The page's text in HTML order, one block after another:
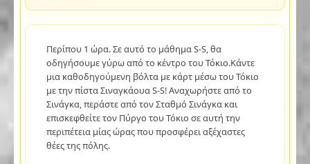
Περίπου 1 ώρα. Σε αυτό το μάθημα S-S, θα
οδηγήσουμε γύρω από το κέντρο του Τόκιο.Κάντε
μια καθοδηγούμενη βόλτα με κάρτ μέσω του Τόκιο
με την πίστα Σιναγκάουα S-S! Αναχωρήστε από το
Σινάγκα, περάστε από τον Σταθμό Σινάγκα και
επισκεφθείτε τον Πύργο του Τόκιο σε αυτή την
περιπέτεια μίας ώρας που προσφέρει αξέχαστες
θέες της πόλης.